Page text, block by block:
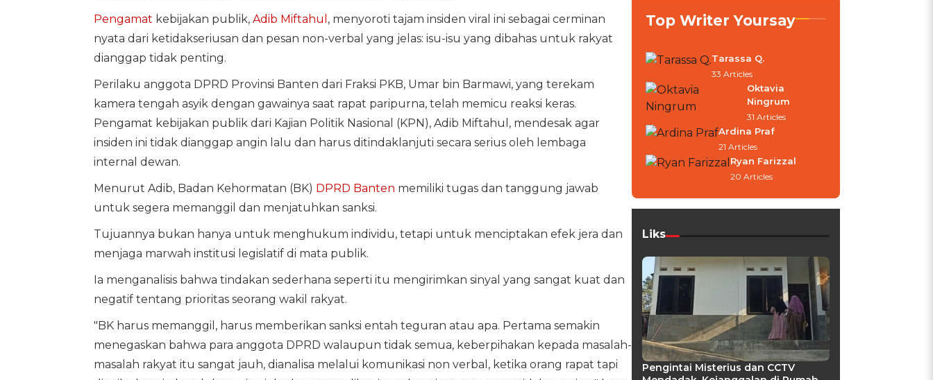
Pengamat kebijakan publik, Adib Miftahul , menyoroti tajam insiden viral ini sebagai cerminan
nyata dari ketidakseriusan dan pesan non-verbal yang jelas: isu-isu yang dibahas untuk rakyat
dianggap tidak penting.
Perilaku anggota DPRD Provinsi Banten dari Fraksi PKB, Umar bin Barmawi, yang terekam
kamera tengah asyik dengan gawainya saat rapat paripurna, telah memicu reaksi keras.
Pengamat kebijakan publik dari Kajian Politik Nasional (KPN), Adib Miftahul, mendesak agar
insiden ini tidak dianggap angin lalu dan harus ditindaklanjuti secara serius oleh lembaga
internal dewan.
Menurut Adib, Badan Kehormatan (BK) DPRD Banten memiliki tugas dan tanggung jawab
untuk segera memanggil dan menjatuhkan sanksi.
Tujuannya bukan hanya untuk menghukum individu, tetapi untuk menciptakan efek jera dan
menjaga marwah institusi legislatif di mata publik.
Ia menganalisis bahwa tindakan sederhana seperti itu mengirimkan sinyal yang sangat kuat dan
negatif tentang prioritas seorang wakil rakyat.
"BK harus memanggil, harus memberikan sanksi entah teguran atau apa. Pertama semakin
menegaskan bahwa para anggota DPRD walaupun tidak semua, keberpihakan kepada masalah-
masalah rakyat itu sangat jauh, dianalisa melalui komunikasi non verbal, ketika orang rapat tapi
Top Writer Yoursay
Tarassa Q.
33 Articles
Oktavia
Ningrum
31 Articles
Ardina Praf
21 Articles
Ryan Farizzal
20 Articles
Liks
Pengintai Misterius dan CCTV